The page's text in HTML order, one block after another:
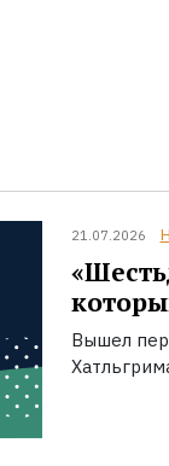
21.07.2026
Вышел